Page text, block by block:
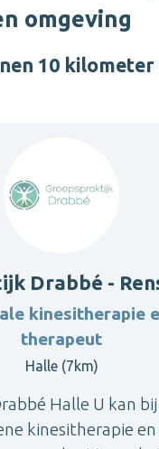
omgeving
10
Drabbé -
kinesitherapie
therapeut
Halle (7km)
Halle U kan
kinesitherapie